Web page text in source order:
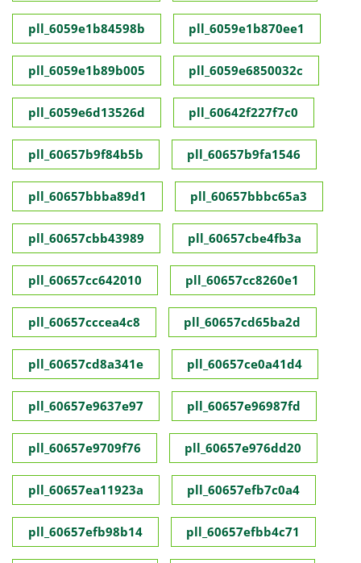
pll_6059e1b84598b pll_6059e1b870ee1
pll_6059e1b89b005 pll_6059e6850032c
pll_6059e6d13526d pll_60642f227f7c0
pll_60657b9f84b5b pll_60657b9fa1546
pll_60657bbba89d1 pll_60657bbbc65a3
pll_60657cbb43989 pll_60657cbe4fb3a
pll_60657cc642010 pll_60657cc8260e1
pll_60657cccea4c8 pll_60657cd65ba2d
pll_60657cd8a341e pll_60657ce0a41d4
pll_60657e9637e97 pll_60657e96987fd
pll_60657e9709f76 pll_60657e976dd20
pll_60657ea11923a pll_60657efb7c0a4
pll_60657efb98b14 pll_60657efbb4c71